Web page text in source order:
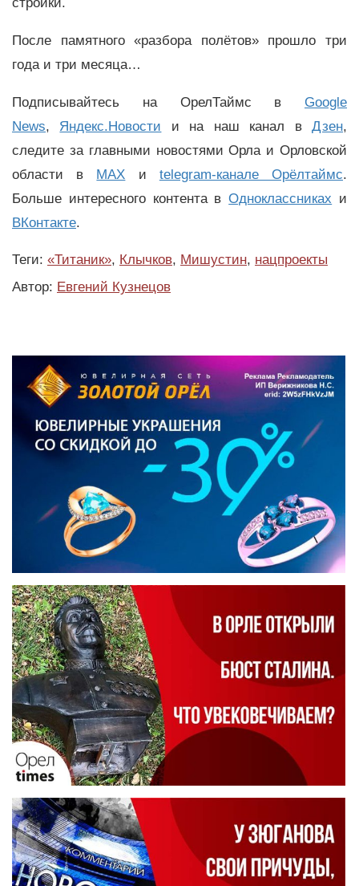
После памятного «разбора полётов» прошло три
года и три месяца…
Подписывайтесь на ОрелТаймс в Google
News, Яндекс.Новости и на наш канал вДзен,
следите за главными новостями Орла и Орловской
области в MAX и telegram-канале Орёлтаймс.
Больше интересного контента вОдноклассниках и
ВКонтакте.
Теги: «Титаник», Клычков, Мишустин, нацпроекты
Автор: Евгений Кузнецов